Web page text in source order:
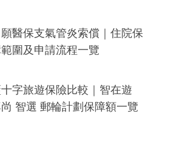
願醫保支氣管炎索償｜住院保
範圍及申請流程一覽
字旅遊保險比較｜智在遊
智選 郵輪計劃保障額一覽